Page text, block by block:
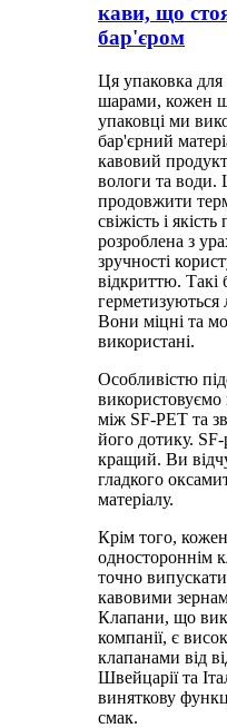
кави, що
бар'єром
Ця упаковка для
шарами, кожен
упаковці ми
бар'єрний
кавовий продукт
вологи та
продовжити
свіжість і
розроблена з
зручності
відкриттю. Такі
Вони міцні та
використані.
Особливістю
використовуємо
між SF-PET та
його дотику.
кращий. Ви
гладкого
матеріалу.
Крім того,
одностороннім
точно
кавовими
Клапани, що
компанії, є
клапанами від
Швейцарії та
виняткову
смак.